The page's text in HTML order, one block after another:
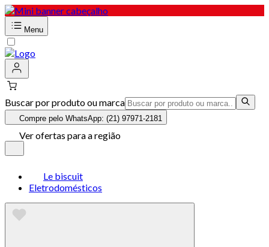
Menu
Buscar por produto ou marca
Compre pelo WhatsApp: (21) 97971-2181
Ver ofertas para a região
Le biscuit
Eletrodomésticos